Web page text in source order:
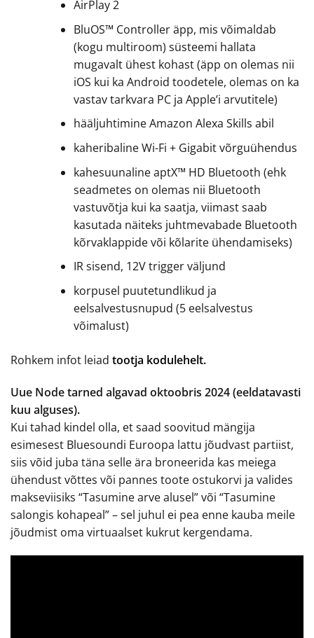
AirPlay 2
BluOS™ Controller äpp, mis võimaldab
(kogu multiroom) süsteemi hallata
mugavalt ühest kohast (äpp on olemas nii
iOS kui ka Android toodetele, olemas on ka
vastav tarkvara PC ja Apple’i arvutitele)
hääljuhtimine Amazon Alexa Skills abil
kaheribaline Wi-Fi + Gigabit võrguühendus
kahesuunaline aptX™ HD Bluetooth (ehk
seadmetes on olemas nii Bluetooth
vastuvõtja kui ka saatja, viimast saab
kasutada näiteks juhtmevabade Bluetooth
kõrvaklappide või kõlarite ühendamiseks)
IR sisend, 12V trigger väljund
korpusel puutetundlikud ja
eelsalvestusnupud (5 eelsalvestus
võimalust)
Rohkem infot leiad tootja kodulehelt.
Uue Node tarned algavad oktoobris 2024 (eeldatavasti
kuu alguses).
Kui tahad kindel olla, et saad soovitud mängija
esimesest Bluesoundi Euroopa lattu jõudvast partiist,
siis võid juba täna selle ära broneerida kas meiega
ühendust võttes või pannes toote ostukorvi ja valides
makseviisiks “Tasumine arve alusel” või “Tasumine
salongis kohapeal” – sel juhul ei pea enne kauba meile
jõudmist oma virtuaalset kukrut kergendama.